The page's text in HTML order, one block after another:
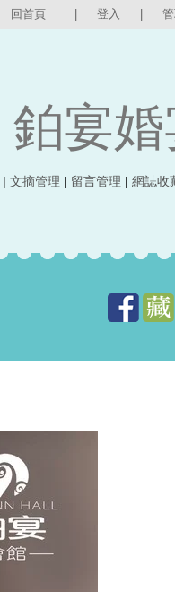
回首頁 登入
鉑宴
| 文摘管理 | 留言管理 | 網誌收